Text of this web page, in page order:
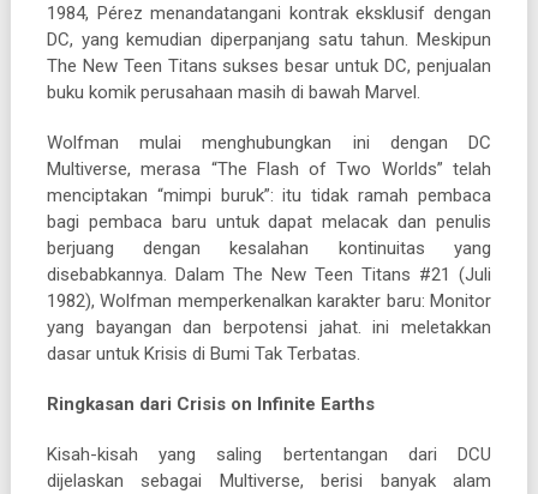
1984, Pérez menandatangani kontrak eksklusif dengan
DC, yang kemudian diperpanjang satu tahun. Meskipun
The New Teen Titans sukses besar untuk DC, penjualan
buku komik perusahaan masih di bawah Marvel.
Wolfman mulai menghubungkan ini dengan DC
Multiverse, merasa “The Flash of Two Worlds” telah
menciptakan “mimpi buruk”: itu tidak ramah pembaca
bagi pembaca baru untuk dapat melacak dan penulis
berjuang dengan kesalahan kontinuitas yang
disebabkannya. Dalam The New Teen Titans #21 (Juli
1982), Wolfman memperkenalkan karakter baru: Monitor
yang bayangan dan berpotensi jahat. ini meletakkan
dasar untuk Krisis di Bumi Tak Terbatas.
Ringkasan dari Crisis on Infinite Earths
Kisah-kisah yang saling bertentangan dari DCU
dijelaskan sebagai Multiverse, berisi banyak alam